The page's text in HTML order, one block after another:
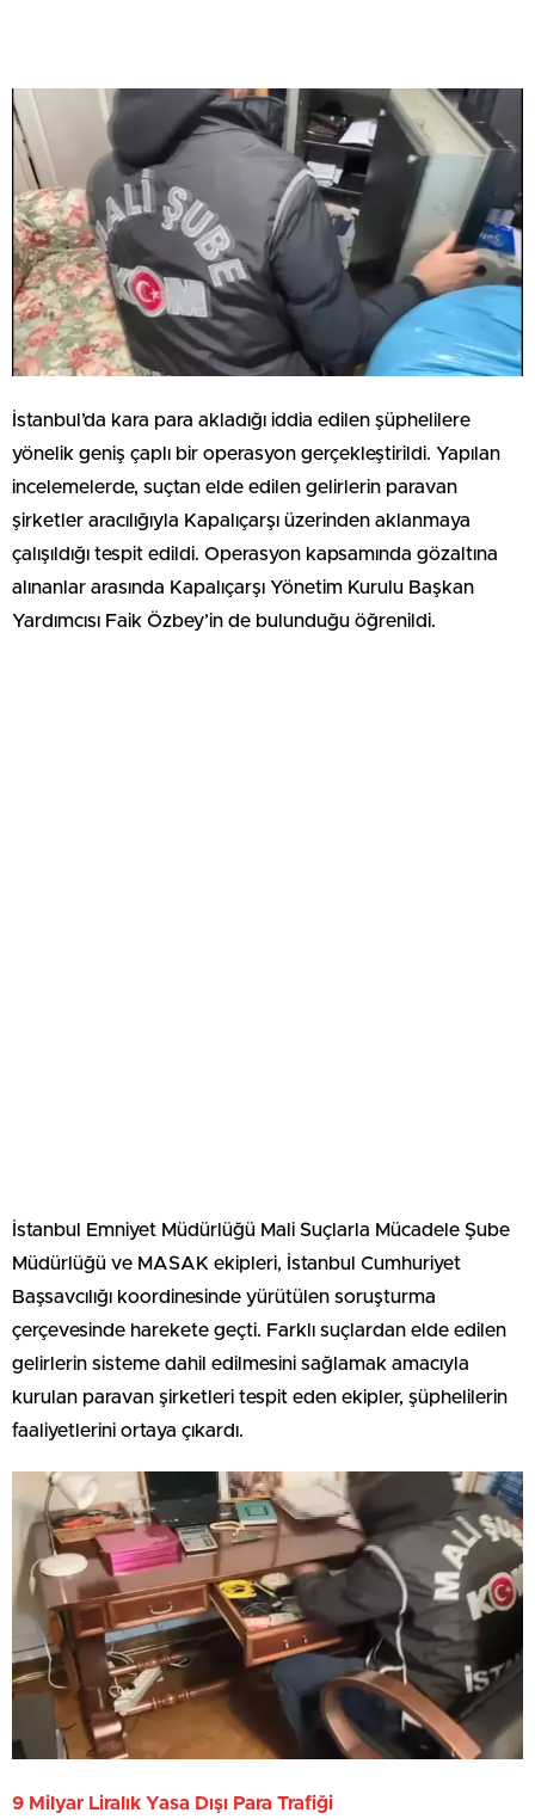
İstanbul’da kara para akladığı iddia edilen şüphelilere
yönelik geniş çaplı bir operasyon gerçekleştirildi. Yapılan
incelemelerde, suçtan elde edilen gelirlerin paravan
şirketler aracılığıyla Kapalıçarşı üzerinden aklanmaya
çalışıldığı tespit edildi. Operasyon kapsamında gözaltına
alınanlar arasında Kapalıçarşı Yönetim Kurulu Başkan
Yardımcısı Faik Özbey’in de bulunduğu öğrenildi.
İstanbul Emniyet Müdürlüğü Mali Suçlarla Mücadele Şube
Müdürlüğü ve MASAK ekipleri, İstanbul Cumhuriyet
Başsavcılığı koordinesinde yürütülen soruşturma
çerçevesinde harekete geçti. Farklı suçlardan elde edilen
gelirlerin sisteme dahil edilmesini sağlamak amacıyla
kurulan paravan şirketleri tespit eden ekipler, şüphelilerin
faaliyetlerini ortaya çıkardı.
9 Milyar Liralık Yasa Dışı Para Trafiği